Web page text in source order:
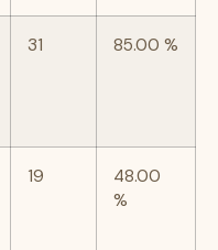
31 85.00 %
19
48.00
%